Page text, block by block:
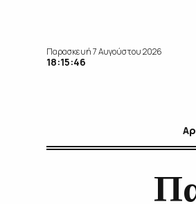
Παρασκευή 7 Αυγούστου 2026
18:15:47